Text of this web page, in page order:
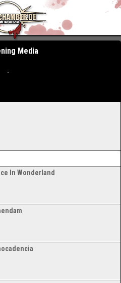
Media
In Wonderland